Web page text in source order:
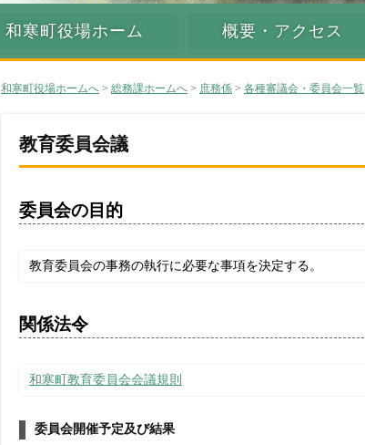
和寒町役場ホーム 概要・アクセス
和寒町役場ホームへ > 総務課ホームへ > 庶務係 > 各種審議会・委員会一覧
教育委員会議
委員会の目的
教育委員会の事務の執行に必要な事項を決定する。
関係法令
和寒町教育委員会会議規則
委員会開催予定及び結果